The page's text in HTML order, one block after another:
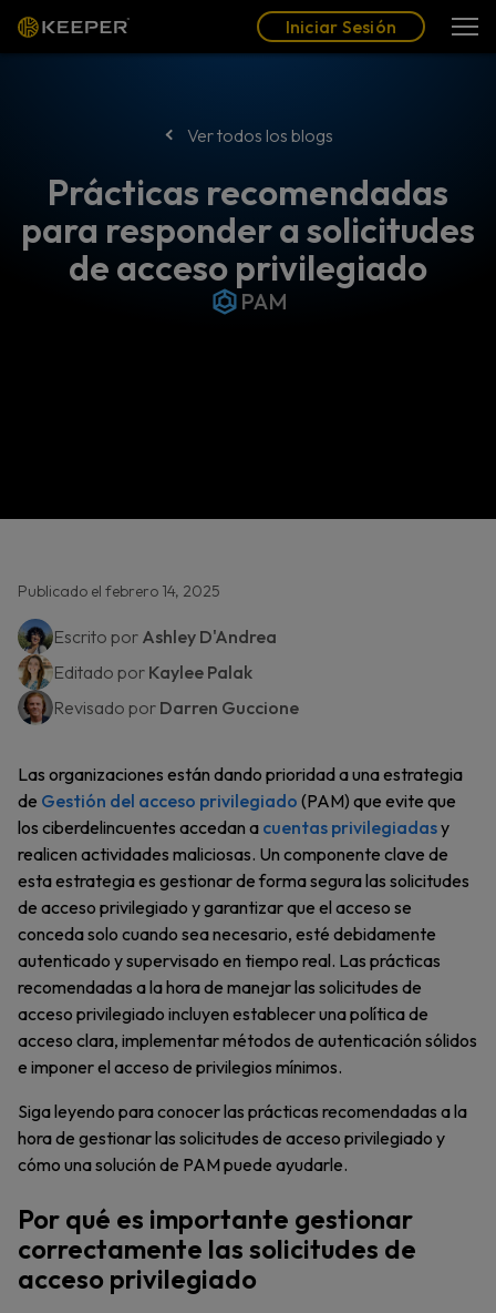
Iniciar Sesión
Ver todos los blogs
Prácticas recomendadas
para responder a solicitudes
de acceso privilegiado
PAM
Publicado el febrero 14, 2025
Escrito por Ashley D'Andrea
Editado por Kaylee Palak
Revisado por Darren Guccione
Las organizaciones están dando prioridad a una estrategia
de Gestión del acceso privilegiado (PAM) que evite que
los ciberdelincuentes accedan a cuentas privilegiadasy
realicen actividades maliciosas. Un componente clave de
esta estrategia es gestionar de forma segura las solicitudes
de acceso privilegiado y garantizar que el acceso se
conceda solo cuando sea necesario, esté debidamente
autenticado y supervisado en tiempo real. Las prácticas
recomendadas a la hora de manejar las solicitudes de
acceso privilegiado incluyen establecer una política de
acceso clara, implementar métodos de autenticación sólidos
e imponer el acceso de privilegios mínimos.
Siga leyendo para conocer las prácticas recomendadas a la
hora de gestionar las solicitudes de acceso privilegiado y
cómo una solución de PAM puede ayudarle.
Por qué es importante gestionar
correctamente las solicitudes de
acceso privilegiado